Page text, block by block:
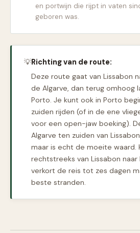
en portwijn die rijpt in vaten
geboren was.
💡Richting van de route:
Deze route gaat van Lissabon
de Algarve, dan terug omhoog
Porto. Je kunt ook in Porto
zuiden rijden (of in de ene
voor een open-jaw boeking).
Algarve ten zuiden van
maar is echt de moeite waard.
rechtstreeks van Lissabon naar
verkort de reis tot zes dagen
beste stranden.